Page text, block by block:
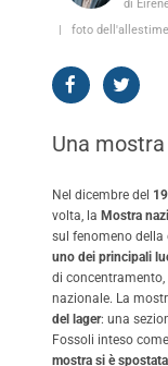
di
foto
Una
Nel dicembre del
volta, la Mostra
sul fenomeno della
uno dei principali
di
nazionale. La
del lager: una
Fossoli inteso
mostra si è